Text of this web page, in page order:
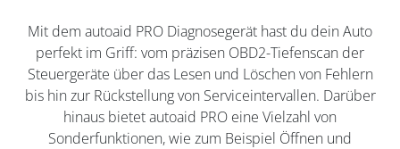
Mit dem autoaid PRO Diagnosegerät hast du dein Auto
perfekt im Griff: vom präzisen OBD2-Tiefenscan der
Steuergeräte über das Lesen und Löschen von Fehlern
bis hin zur Rückstellung von Serviceintervallen. Darüber
hinaus bietet autoaid PRO eine Vielzahl von
Sonderfunktionen, wie zum Beispiel Öffnen und